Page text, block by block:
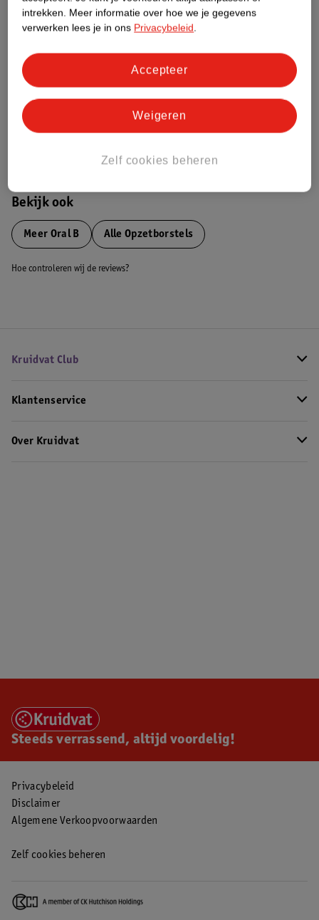
Impact Score.
Bekijk ook
Meer Oral B Alle Opzetborstels
Hoe controleren wij de reviews?
Kruidvat Club
Klantenservice
Over Kruidvat
Steeds verrassend, altijd voordelig!
Privacybeleid
Disclaimer
Algemene Verkoopvoorwaarden
Zelf cookies beheren
intrekken. Meer informatie over hoe we je gegevens
verwerken lees je in ons Privacybeleid.
Zelf cookies beheren
Weigeren
Accepteer